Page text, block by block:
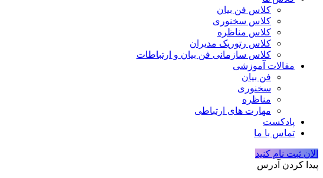
کلاس فن بیان
کلاس سخنوری
کلاس مناظره
کلاس رتوریک مدیران
کلاس سازمانی فن بیان و ارتباطات
مقالات آموزشی
فن بیان
سخنوری
مناظره
مهارت های ارتباطی
پادکست
تماس با ما
الان ثبت نام کنید
پیدا کردن آدرس